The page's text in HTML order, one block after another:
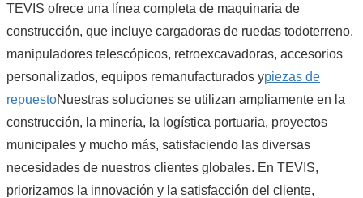
TEVIS ofrece una línea completa de maquinaria de
construcción, que incluye cargadoras de ruedas todoterreno,
manipuladores telescópicos, retroexcavadoras, accesorios
personalizados, equipos remanufacturados ypiezas de
repuestoNuestras soluciones se utilizan ampliamente en la
construcción, la minería, la logística portuaria, proyectos
municipales y mucho más, satisfaciendo las diversas
necesidades de nuestros clientes globales. En TEVIS,
priorizamos la innovación y la satisfacción del cliente,